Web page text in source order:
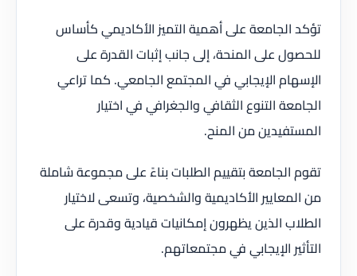
تؤكد الجامعة على أهمية التميز الأكاديمي كأساس
للحصول على المنحة، إلى جانب إثبات القدرة على
الإسهام الإيجابي في المجتمع الجامعي. كما تراعي
الجامعة التنوع الثقافي والجغرافي في اختيار
المستفيدين من المنح.
تقوم الجامعة بتقييم الطلبات بناءً على مجموعة شاملة
من المعايير الأكاديمية والشخصية، وتسعى لاختيار
الطلاب الذين يظهرون إمكانيات قيادية وقدرة على
التأثير الإيجابي في مجتمعاتهم.